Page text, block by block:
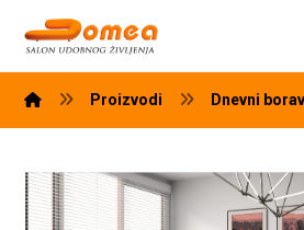
Proizvodi Dnevni